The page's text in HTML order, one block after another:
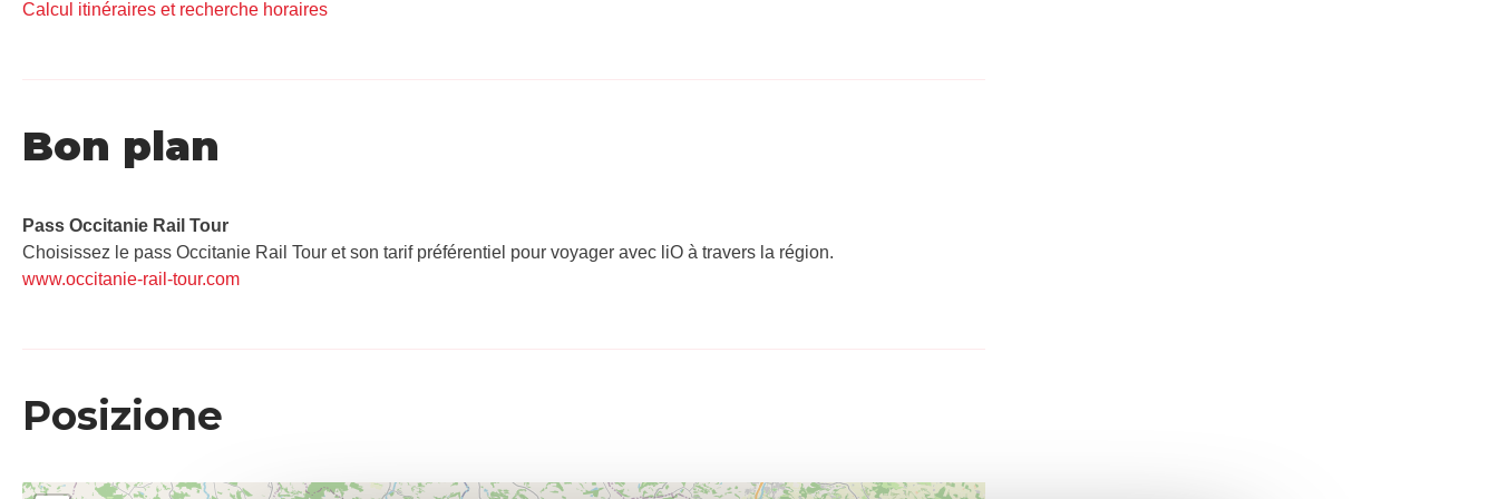
Calcul itinéraires et recherche horaires
Bon plan
Pass Occitanie Rail Tour​
Choisissez le pass Occitanie Rail Tour et son tarif préférentiel pour voyager avec liO à travers la région.
www.occitanie-rail-tour.com
Posizione